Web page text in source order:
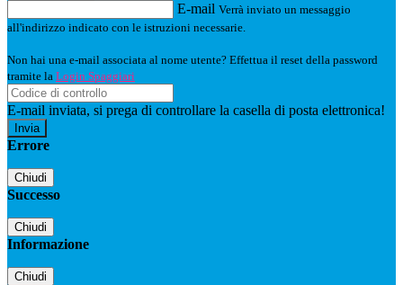
E-mail Verrà inviato un messaggio
all'indirizzo indicato con le istruzioni necessarie.
Non hai una e-mail associata al nome utente? Effettua il reset della password
tramite la Login Spaggiari
E-mail inviata, si prega di controllare la casella di posta elettronica!
Errore
Chiudi
Successo
Chiudi
Informazione
Chiudi